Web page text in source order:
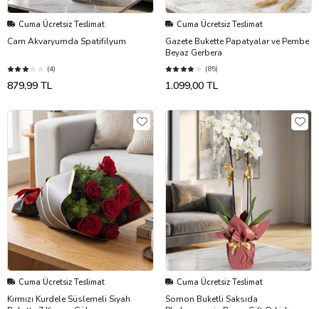
Cuma Ücretsiz Teslimat
Cam Akvaryumda Spatifilyum
(4)
879,99 TL
Cuma Ücretsiz Teslimat
Gazete Bukette Papatyalar ve Pembe
Beyaz Gerbera
(85)
1.099,00 TL
Cuma Ücretsiz Teslimat
Kırmızı Kurdele Süslemeli Siyah
Cuma Ücretsiz Teslimat
Somon Buketli Saksıda